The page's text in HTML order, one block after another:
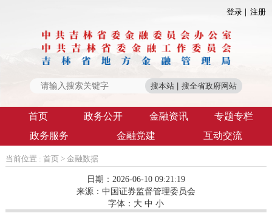
登录 注册
首页 政务公开 金融资讯
专题专栏
政务服务
金融党建 互动交流
当前位置 : 首页 > 金融数据
日期：2026-06-10 09:21:19
来源： 中国证券监督管理委员会
字体： 大 中 小